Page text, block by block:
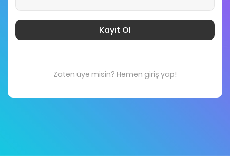
Kayıt Ol
Zaten üye misin? Hemen giriş yap!